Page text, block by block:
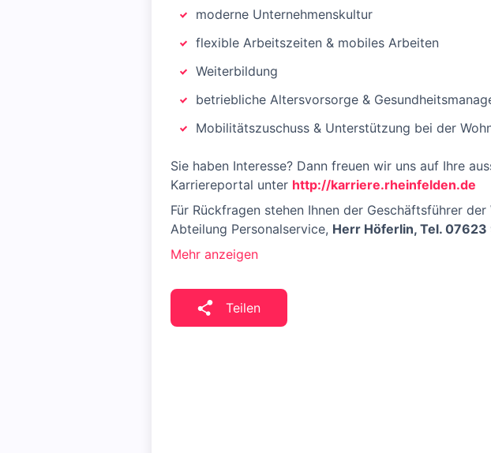
moderne Unternehmenskultur
flexible Arbeitszeiten & mobiles Arbeiten
Weiterbildung
betriebliche Altersvorsorge &
Mobilitätszuschuss & Unterstützung bei der
Sie haben Interesse? Dann freuen wir uns auf Ihre
Karriereportal unter http://karriere.rheinfelden.de
Für Rückfragen stehen Ihnen der Geschäftsführer der
Abteilung Personalservice, Herr Höferlin, Tel.
Mehr anzeigen
Teilen